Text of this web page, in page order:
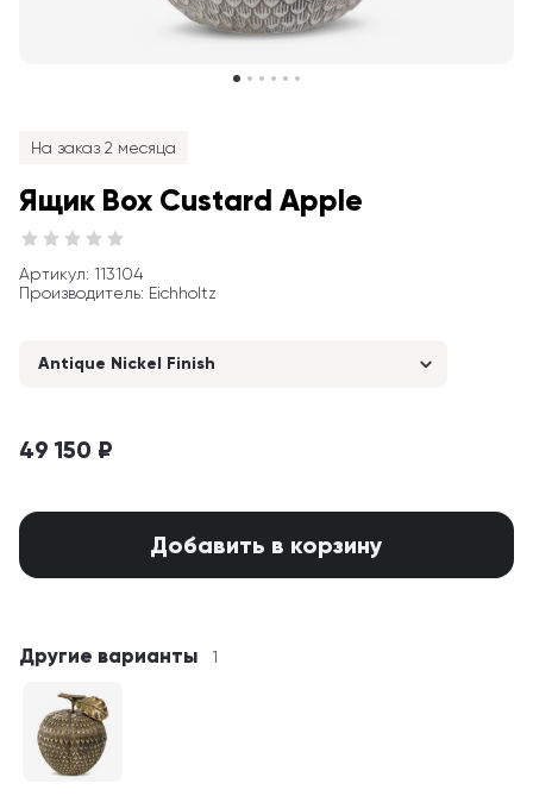
На заказ 2 месяца
Ящик Box Custard Apple
Артикул: 113104
Производитель: Eichholtz
Antique Nickel Finish
49 150 ₽
Добавить в корзину
Другие варианты 1